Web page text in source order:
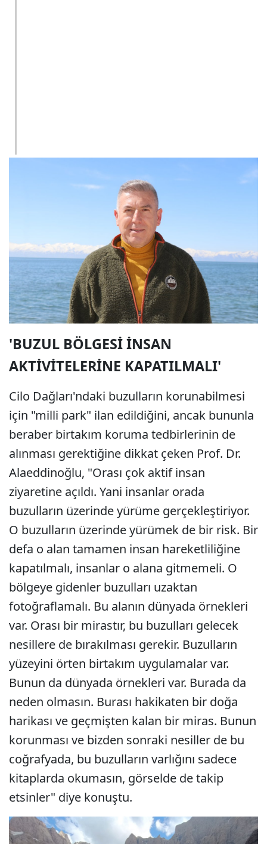
'BUZUL BÖLGESİ İNSAN
AKTİVİTELERİNE KAPATILMALI'
Cilo Dağları'ndaki buzulların korunabilmesi
için "milli park" ilan edildiğini, ancak bununla
beraber birtakım koruma tedbirlerinin de
alınması gerektiğine dikkat çeken Prof. Dr.
Alaeddinoğlu, "Orası çok aktif insan
ziyaretine açıldı. Yani insanlar orada
buzulların üzerinde yürüme gerçekleştiriyor.
O buzulların üzerinde yürümek de bir risk. Bir
defa o alan tamamen insan hareketliliğine
kapatılmalı, insanlar o alana gitmemeli. O
bölgeye gidenler buzulları uzaktan
fotoğraflamalı. Bu alanın dünyada örnekleri
var. Orası bir mirastır, bu buzulları gelecek
nesillere de bırakılması gerekir. Buzulların
yüzeyini örten birtakım uygulamalar var.
Bunun da dünyada örnekleri var. Burada da
neden olmasın. Burası hakikaten bir doğa
harikası ve geçmişten kalan bir miras. Bunun
korunması ve bizden sonraki nesiller de bu
coğrafyada, bu buzulların varlığını sadece
kitaplarda okumasın, görselde de takip
etsinler" diye konuştu.